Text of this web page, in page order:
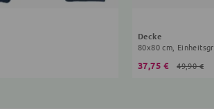
Decke
80x80 cm,
37,75 € 49,90 €